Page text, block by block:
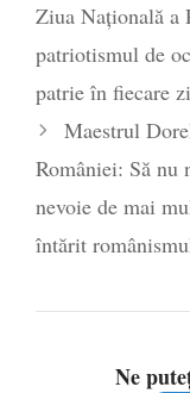
- 16
Ziua Națională a
patriotismul de
patrie în fiecare
Maestrul
României: Să nu
nevoie de mai
întărit
Ne